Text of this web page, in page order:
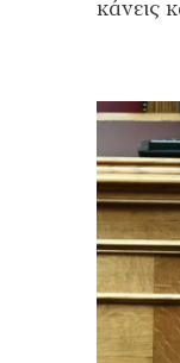
κάνεις